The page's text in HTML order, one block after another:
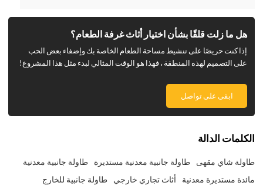
هل ما زلت قلقًا بشأن اختيار أثاث غرفة الطعام؟
إذا كنت حريصًا على تنشيط مساحة الطعام الخاصة بك وإضفاء بعض الحب
على التصميم لهذه المنطقة ، فهذا هو الوقت المثالي لبدء مثل هذا المشروع!
ابقى على تواصل
الكلمات الدالة
طاولة شاي مقهى طاولة جانبية معدنية مستديرة
طاولة جانبية معدنية
مائدة مستديرة معدنية
أثاث تجاري خارجي طاولة جانبية للخارج